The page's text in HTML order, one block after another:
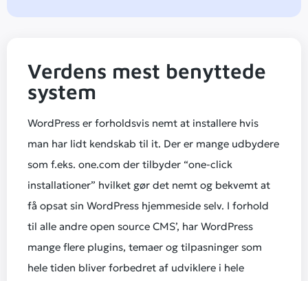
Verdens mest benyttede
system
WordPress er forholdsvis nemt at installere hvis
man har lidt kendskab til it. Der er mange udbydere
som f.eks. one.com der tilbyder “one-click
installationer” hvilket gør det nemt og bekvemt at
få opsat sin WordPress hjemmeside selv. I forhold
til alle andre open source CMS’, har WordPress
mange flere plugins, temaer og tilpasninger som
hele tiden bliver forbedret af udviklere i hele